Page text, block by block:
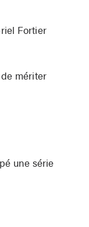
Fortier
mériter
une série